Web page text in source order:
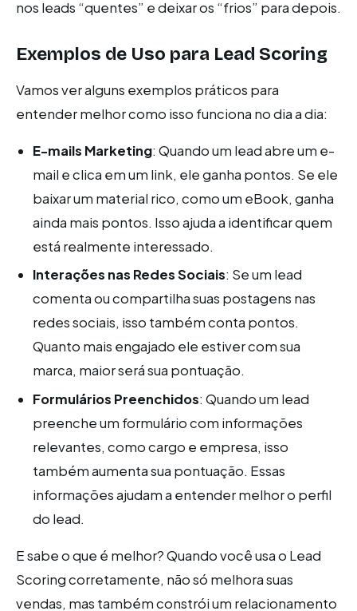
nos leads “quentes” e deixar os “frios” para depois.
Exemplos de Uso para Lead Scoring
Vamos ver alguns exemplos práticos para
entender melhor como isso funciona no dia a dia:
E-mails Marketing: Quando um lead abre um e-
mail e clica em um link, ele ganha pontos. Se ele
baixar um material rico, como um eBook, ganha
ainda mais pontos. Isso ajuda a identificar quem
está realmente interessado.
Interações nas Redes Sociais: Se um lead
comenta ou compartilha suas postagens nas
redes sociais, isso também conta pontos.
Quanto mais engajado ele estiver com sua
marca, maior será sua pontuação.
Formulários Preenchidos: Quando um lead
preenche um formulário com informações
relevantes, como cargo e empresa, isso
também aumenta sua pontuação. Essas
informações ajudam a entender melhor o perfil
do lead.
E sabe o que é melhor? Quando você usa o Lead
Scoring corretamente, não só melhora suas
vendas, mas também constrói um relacionamento